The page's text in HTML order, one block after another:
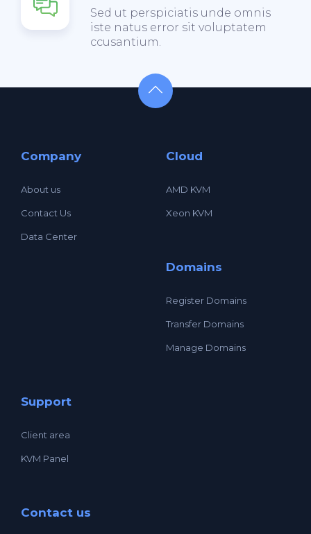
Sed ut perspiciatis unde omnis
iste natus error sit voluptatem
ccusantium.
Company
About us
Contact Us
Data Center
Cloud
AMD KVM
Xeon KVM
Domains
Register Domains
Transfer Domains
Manage Domains
Support
Client area
KVM Panel
Contact us